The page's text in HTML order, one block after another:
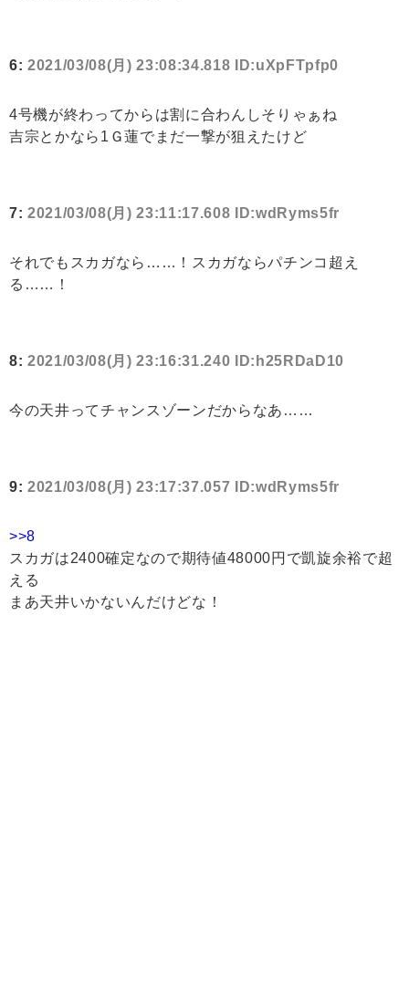
6: 2021/03/08(月) 23:08:34.818 ID:uXpFTpfp0
4号機が終わってからは割に合わんしそりゃぁね
吉宗とかなら1Ｇ蓮でまだ一撃が狙えたけど
7: 2021/03/08(月) 23:11:17.608 ID:wdRyms5fr
それでもスカガなら……！スカガならパチンコ超え
る……！
8: 2021/03/08(月) 23:16:31.240 ID:h25RDaD10
今の天井ってチャンスゾーンだからなあ……
9: 2021/03/08(月) 23:17:37.057 ID:wdRyms5fr
>>8
スカガは2400確定なので期待値48000円で凱旋余裕で超
える
まあ天井いかないんだけどな！